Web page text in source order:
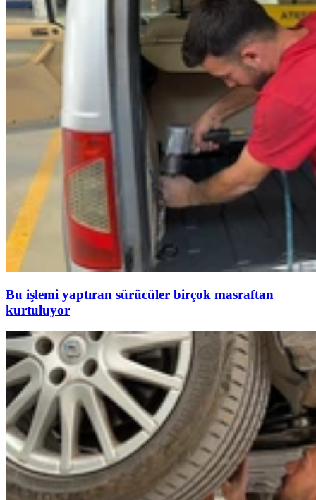
Bu işlemi yaptıran sürücüler birçok masraftan
kurtuluyor